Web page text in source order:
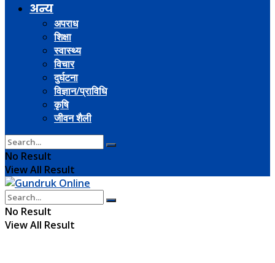
अन्य
अपराध
शिक्षा
स्वास्थ्य
विचार
दुर्घटना
विज्ञान/प्राविधि
कृषि
जीवन शैली
No Result
View All Result
No Result
View All Result